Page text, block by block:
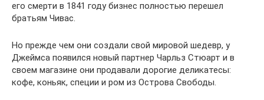
его смерти в 1841 году бизнес полностью перешел
братьям Чивас.
Но прежде чем они создали свой мировой шедевр, у
Джеймса появился новый партнер Чарльз Стюарт и в
своем магазине они продавали дорогие деликатесы:
кофе, коньяк, специи и ром из Острова Свободы.